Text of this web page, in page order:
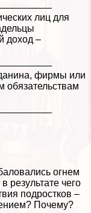
лиц для
доход –
фирмы или
обязательствам
огнем
результате чего
подростков –
Почему?